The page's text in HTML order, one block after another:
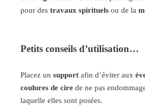
pour destravaux spirituels ou de la
Petits conseils d’utilisation…
Placez unsupport afin d’éviter aux
coulures de cire de ne pas
laquelle elles sont posées.